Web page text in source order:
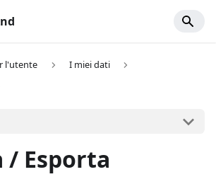
l'utente
I miei dati
Esporta